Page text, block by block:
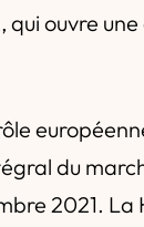
ouvre
du
2021. La